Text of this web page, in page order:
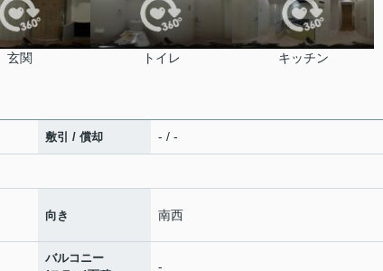
玄関 トイレ キッチン
敷引 / 償却 - / -
向き 南西
バルコニー
-